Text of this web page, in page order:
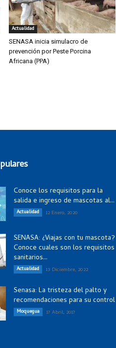
Actualidad
SENASA inicia simulacro de
prevención por Peste Porcina
Africana (PPA)
Conoce los requisitos para la
salida e ingreso de mascotas al...
Actualidad 12 Enero, 2020
SENASA: ¿Viajas con tu mascota?
Conoce cuales son los requisitos
sanitarios...
Actualidad 13 Diciembre, 2022
Senasa: La tristeza del palto y
recomendaciones para su control
Moquegua 17 Abril, 2017